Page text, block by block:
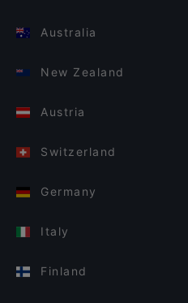
Australia
New Zealand
Austria
Switzerland
Germany
Italy
Finland